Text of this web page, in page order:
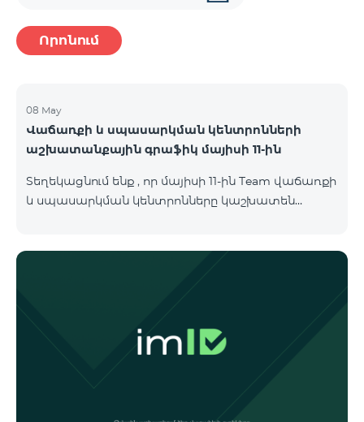
Որոնում
08 May
Վաճառքի և սպասարկման կենտրոնների
աշխատանքային գրաֆիկ մայիսի 11-ին
Տեղեկացնում ենք , որ մայիսի 11-ին Team վաճառքի
և սպասարկման կենտրոնները կաշխատեն
ՀԱԹ 09:00-20:00 09:00-17:00 Երևան Ազատություն
09:00-19:00 09:00-17:00 Երևան Կոմիտաս 1 09:00-